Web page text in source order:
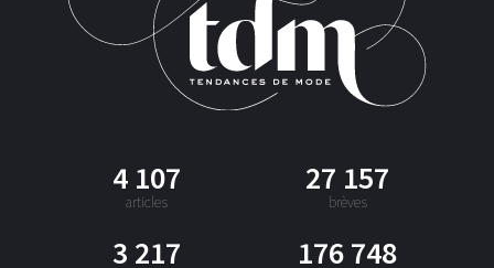
4 107
articles
27 157
brèves
3 217 176 748